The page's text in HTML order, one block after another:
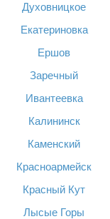
Духовницкое
Екатериновка
Ершов
Заречный
Ивантеевка
Калининск
Каменский
Красноармейск
Красный Кут
Лысые Горы